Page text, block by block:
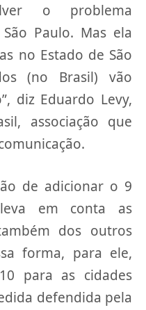
o problema
Paulo. Mas ela
no Estado de São
(no Brasil) vão
diz Eduardo Levy,
associação que
de adicionar o 9
em conta as
dos outros
forma, para ele,
para as cidades
defendida pela